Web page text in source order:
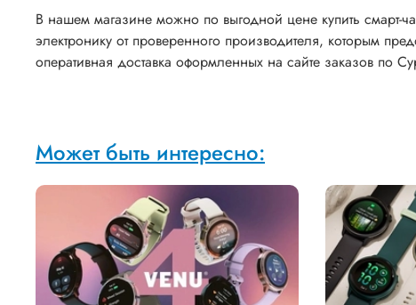
В нашем магазине можно по выгодной цене купить смарт-
электронику от проверенного производителя, которым
оперативная доставка оформленных на сайте заказов по
Может быть интересно: